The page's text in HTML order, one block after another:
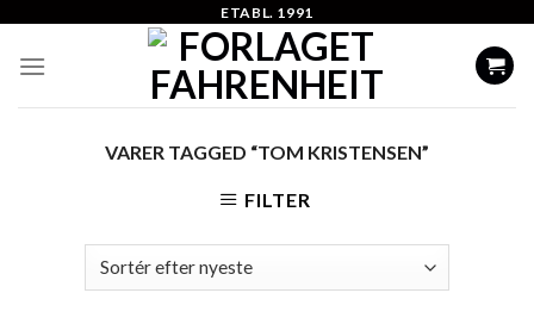
content
ETABL. 1991
VARER TAGGED “TOM KRISTENSEN”
FILTER